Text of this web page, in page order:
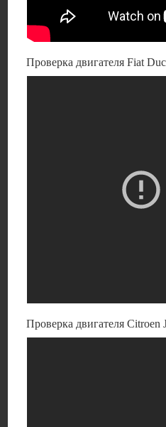
Проверка двигателя Fiat
Проверка двигателя Citroen